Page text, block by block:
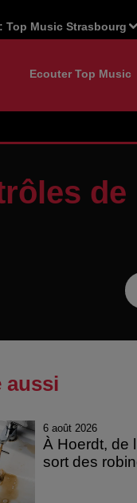
:Top Music Strasbourg
de
aussi
6 août 2026
À Hoerdt, de
sort des